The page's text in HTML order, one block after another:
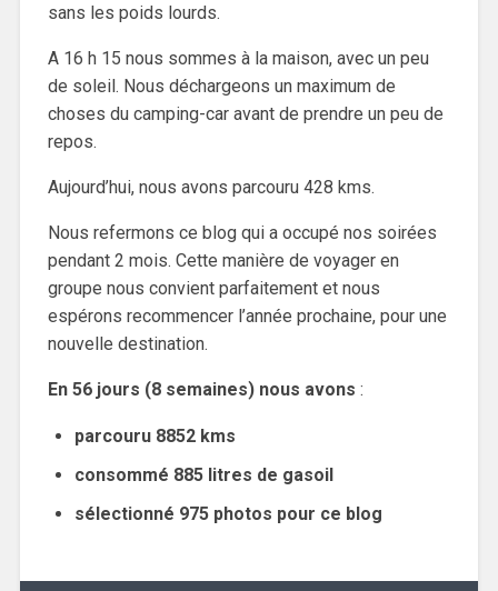
sans les poids lourds.
A 16 h 15 nous sommes à la maison, avec un peu
de soleil. Nous déchargeons un maximum de
choses du camping-car avant de prendre un peu de
repos.
Aujourd’hui, nous avons parcouru 428 kms.
Nous refermons ce blog qui a occupé nos soirées
pendant 2 mois. Cette manière de voyager en
groupe nous convient parfaitement et nous
espérons recommencer l’année prochaine, pour une
nouvelle destination.
En 56 jours (8 semaines) nous avons :
parcouru 8852 kms
consommé 885 litres de gasoil
sélectionné 975 photos pour ce blog